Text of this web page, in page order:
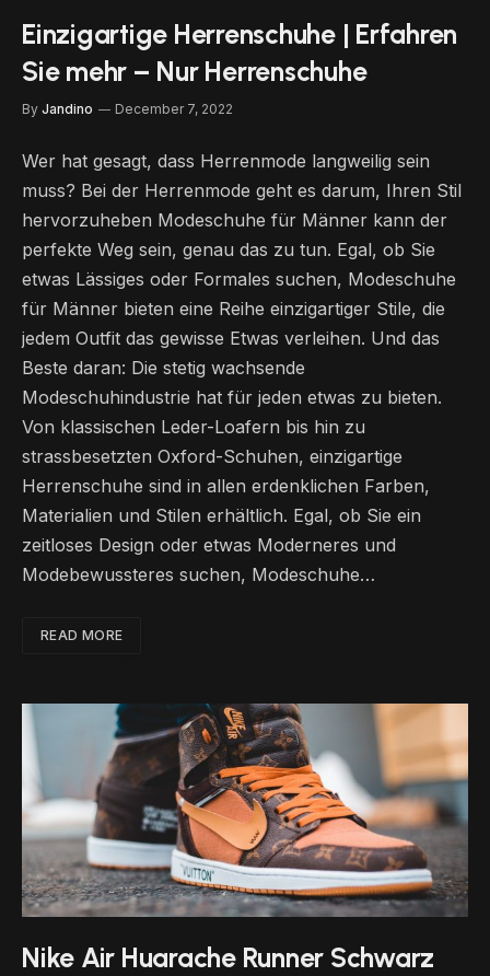
Einzigartige Herrenschuhe | Erfahren
Sie mehr – Nur Herrenschuhe
By Jandino December 7, 2022
Wer hat gesagt, dass Herrenmode langweilig sein
muss? Bei der Herrenmode geht es darum, Ihren Stil
hervorzuheben Modeschuhe für Männer kann der
perfekte Weg sein, genau das zu tun. Egal, ob Sie
etwas Lässiges oder Formales suchen, Modeschuhe
für Männer bieten eine Reihe einzigartiger Stile, die
jedem Outfit das gewisse Etwas verleihen. Und das
Beste daran: Die stetig wachsende
Modeschuhindustrie hat für jeden etwas zu bieten.
Von klassischen Leder-Loafern bis hin zu
strassbesetzten Oxford-Schuhen, einzigartige
Herrenschuhe sind in allen erdenklichen Farben,
Materialien und Stilen erhältlich. Egal, ob Sie ein
zeitloses Design oder etwas Moderneres und
Modebewussteres suchen, Modeschuhe…
READ MORE
Nike Air Huarache Runner Schwarz